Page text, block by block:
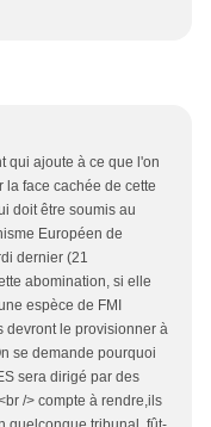
qui ajoute à ce que l'on
face cachée de cette
doit être soumis au
Européen de
dernier (21
abomination, si elle
espèce de FMI
devront le provisionner à
se demande pourquoi
sera dirigé par des
/> compte à rendre,ils